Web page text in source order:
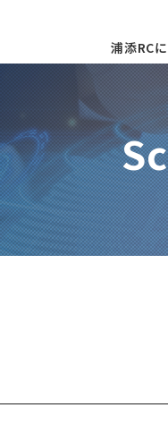
浦添RC
浦添RCについて